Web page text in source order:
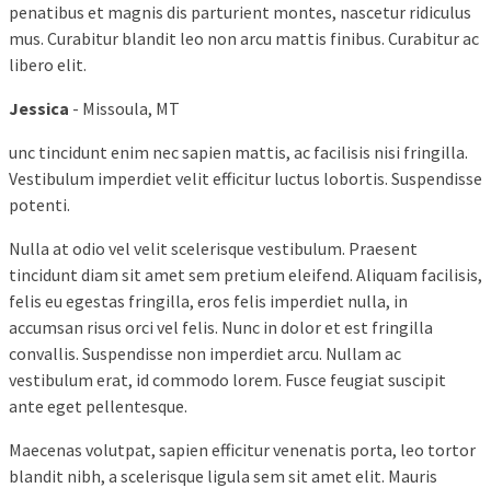
penatibus et magnis dis parturient montes, nascetur ridiculus
mus. Curabitur blandit leo non arcu mattis finibus. Curabitur ac
libero elit.
Jessica - Missoula, MT
unc tincidunt enim nec sapien mattis, ac facilisis nisi fringilla.
Vestibulum imperdiet velit efficitur luctus lobortis. Suspendisse
potenti.
Nulla at odio vel velit scelerisque vestibulum. Praesent
tincidunt diam sit amet sem pretium eleifend. Aliquam facilisis,
felis eu egestas fringilla, eros felis imperdiet nulla, in
accumsan risus orci vel felis. Nunc in dolor et est fringilla
convallis. Suspendisse non imperdiet arcu. Nullam ac
vestibulum erat, id commodo lorem. Fusce feugiat suscipit
ante eget pellentesque.
Maecenas volutpat, sapien efficitur venenatis porta, leo tortor
blandit nibh, a scelerisque ligula sem sit amet elit. Mauris